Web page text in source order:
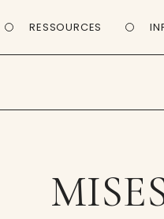
RESSOURCES